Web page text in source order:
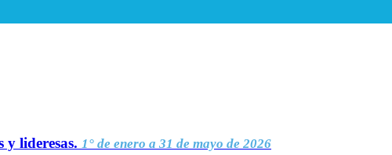
y lideresas. 1° de enero a 31 de mayo de 2026